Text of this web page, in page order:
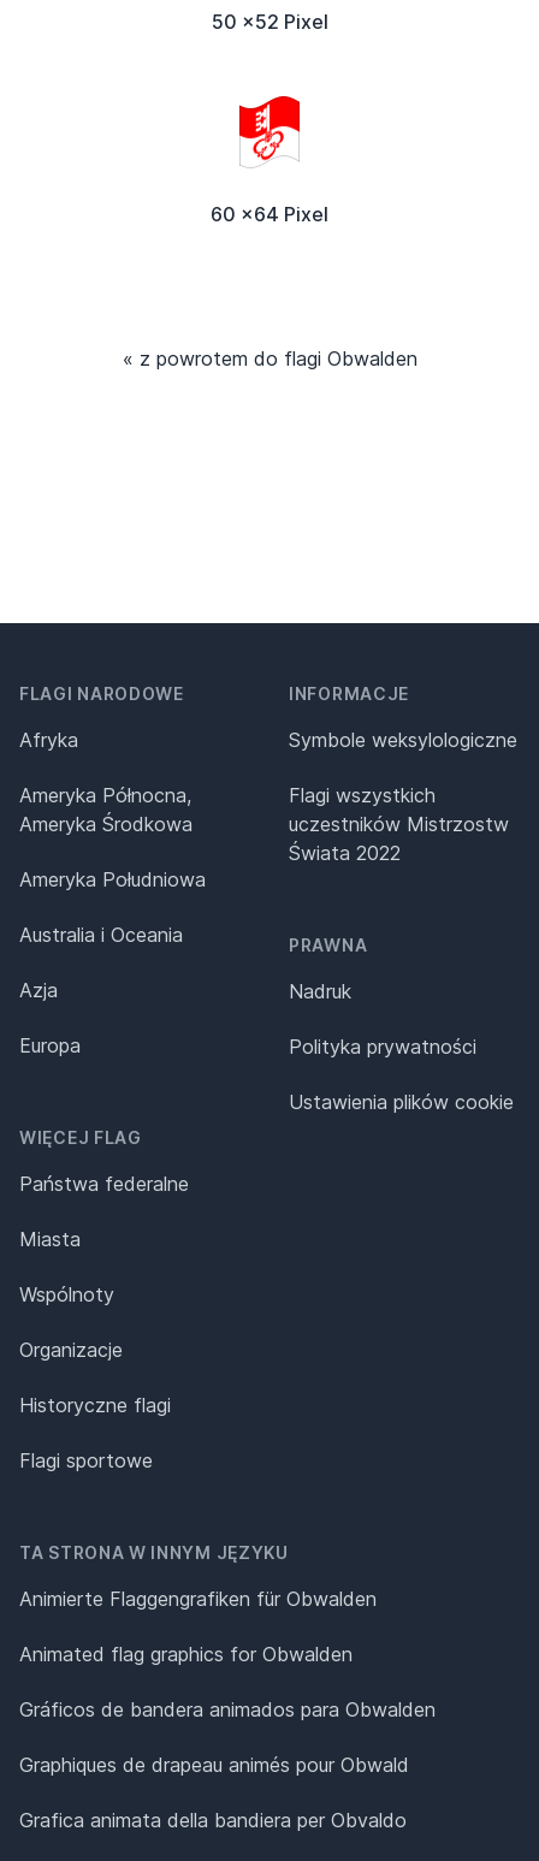
50 x52 Pixel
60 x64 Pixel
« z powrotem do flagi Obwalden
FLAGI NARODOWE
Afryka
Ameryka Północna,
Ameryka Środkowa
Ameryka Południowa
Australia i Oceania
Azja
Europa
WIĘCEJ FLAG
Państwa federalne
Miasta
Wspólnoty
Organizacje
Historyczne flagi
Flagi sportowe
INFORMACJE
Symbole weksylologiczne
Flagi wszystkich
uczestników Mistrzostw
Świata 2022
PRAWNA
Nadruk
Polityka prywatności
Ustawienia plików cookie
TA STRONA W INNYM JĘZYKU
Animierte Flaggengrafiken für Obwalden
Animated flag graphics for Obwalden
Gráficos de bandera animados para Obwalden
Graphiques de drapeau animés pour Obwald
Grafica animata della bandiera per Obvaldo